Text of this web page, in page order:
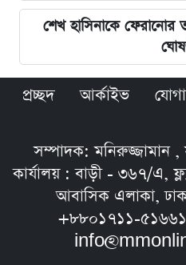
শেখ হাসিনাকে ফেরানোর
প্রচ্ছদ আর্কাইভ
সম্পাদক: মনিরুজ্জামান ,
কার্যালয় : বাড়ী - ৩৬৭/এ,
আবাসিক এলাকা,
+৮৮০১৭১১-